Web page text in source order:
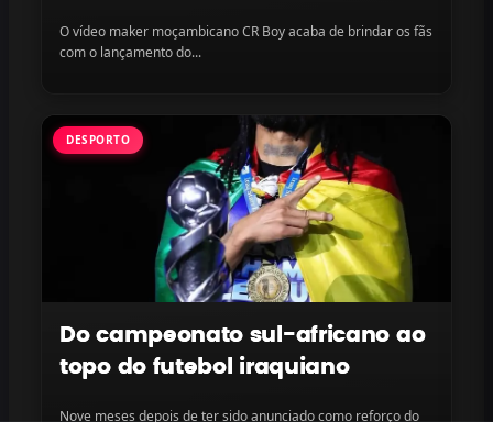
na plataforma
O vídeo maker moçambicano CR Boy acaba de brindar os fãs
com o lançamento do...
DESPORTO
Do campeonato sul-africano ao
topo do futebol iraquiano
Nove meses depois de ter sido anunciado como reforço do